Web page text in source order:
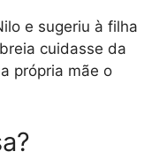
e sugeriu à filha
cuidasse da
própria mãe o